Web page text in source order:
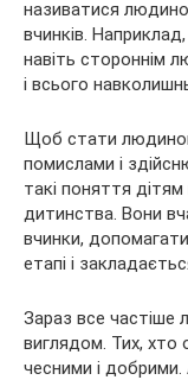
називатися
вчинків.
навіть стороннім
і всього
Щоб стати
помислами і
такі поняття
дитинства. Вони
вчинки,
етапі і
Зараз все частіше
виглядом. Тих, хто
чесними і